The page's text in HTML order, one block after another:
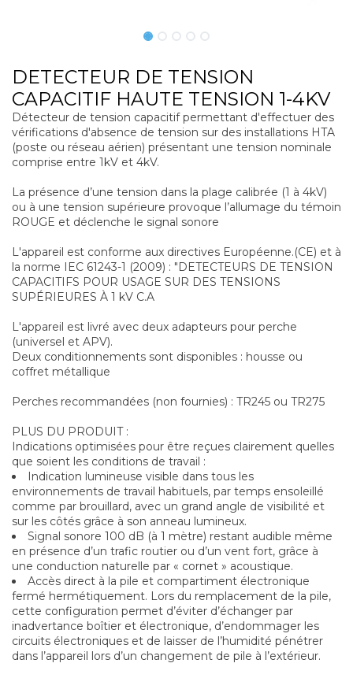
DETECTEUR DE TENSION
CAPACITIF HAUTE TENSION 1-4KV
Détecteur de tension capacitif permettant d'effectuer des
vérifications d'absence de tension sur des installations HTA
(poste ou réseau aérien) présentant une tension nominale
comprise entre 1kV et 4kV.
La présence d’une tension dans la plage calibrée (1 à 4kV)
ou à une tension supérieure provoque l’allumage du témoin
ROUGE et déclenche le signal sonore
L'appareil est conforme aux directives Européenne.(CE) et à
la norme IEC 61243-1 (2009) : "DETECTEURS DE TENSION
CAPACITIFS POUR USAGE SUR DES TENSIONS
SUPÉRIEURES À 1 kV C.A
L'appareil est livré avec deux adapteurs pour perche
(universel et APV).
Deux conditionnements sont disponibles : housse ou
coffret métallique
Perches recommandées (non fournies) : TR245 ou TR275
PLUS DU PRODUIT :
Indications optimisées pour être reçues clairement quelles
que soient les conditions de travail :
Indication lumineuse visible dans tous les
environnements de travail habituels, par temps ensoleillé
comme par brouillard, avec un grand angle de visibilité et
sur les côtés grâce à son anneau lumineux.
Signal sonore 100 dB (à 1 mètre) restant audible même
en présence d’un trafic routier ou d’un vent fort, grâce à
une conduction naturelle par « cornet » acoustique.
Accès direct à la pile et compartiment électronique
fermé hermétiquement. Lors du remplacement de la pile,
cette configuration permet d’éviter d’échanger par
inadvertance boîtier et électronique, d’endommager les
circuits électroniques et de laisser de l’humidité pénétrer
dans l’appareil lors d’un changement de pile à l’extérieur.